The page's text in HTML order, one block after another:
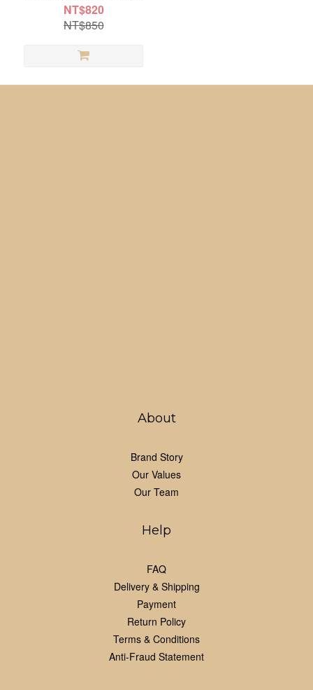
NT$820
NT$850
About
Brand Story
Our Values
Our Team
Help
FAQ
Delivery & Shipping
Payment
Return Policy
Terms & Conditions
Anti-Fraud Statement